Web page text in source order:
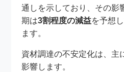
通しを示しており、その影
期は3割程度の減益を予想
ます。
資材調達の不安定化は、主
影響します。